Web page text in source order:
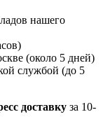
нашего
(около 5 дней)
службой (до 5
доставку за 10-